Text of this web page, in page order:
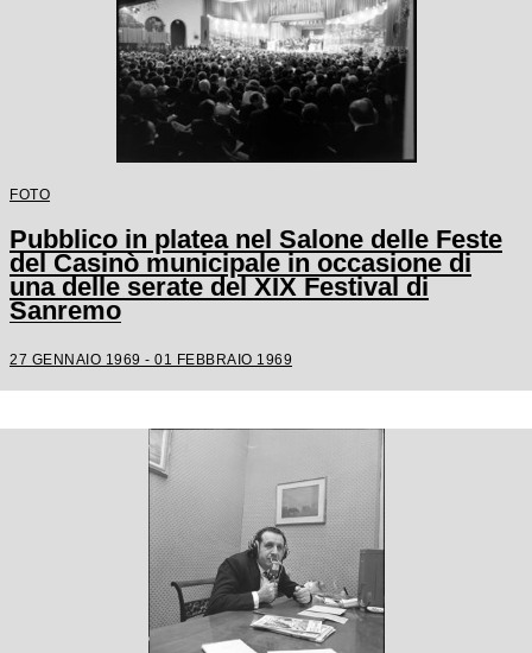
FOTO
Pubblico in platea nel Salone delle Feste
del Casinò municipale in occasione di
una delle serate del XIX Festival di
Sanremo
27 GENNAIO 1969 - 01 FEBBRAIO 1969